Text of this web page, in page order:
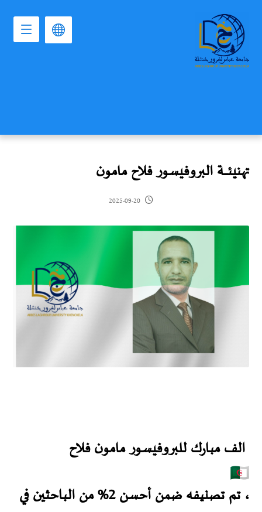
تهنيئــــــة البروفيسور فلاح مامون
2025-09-20
الف مبارك للبروفيسور مامون فلاح
، تم تصنيفه ضمن أحسن 2% من الباحثين في